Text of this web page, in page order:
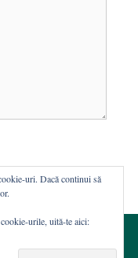
uri. Dacă continui să
urile, uită-te aici: